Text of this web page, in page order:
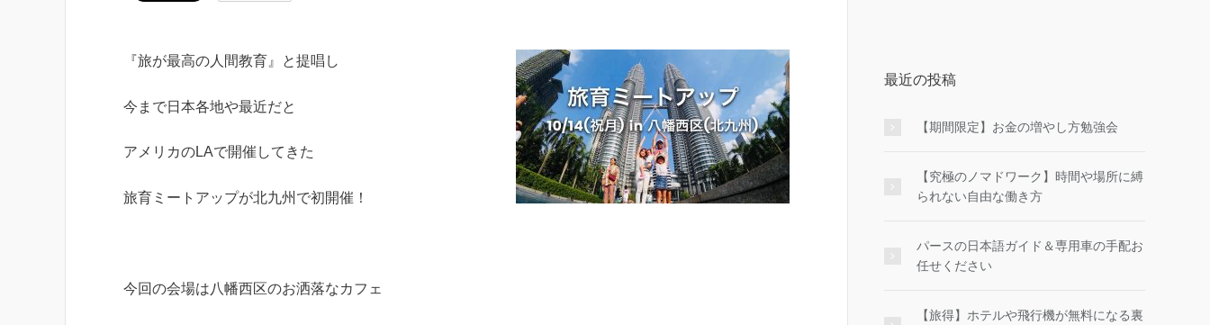
『旅が最高の人間教育』と提唱し
今まで日本各地や最近だと
アメリカのLAで開催してきた
旅育ミートアップが北九州で初開催！
今回の会場は八幡西区のお洒落なカフェ
最近の投稿
【期間限定】お金の増やし方勉強会
【究極のノマドワーク】時間や場所に縛
られない自由な働き方
パースの日本語ガイド＆専用車の手配お
任せください
【旅得】ホテルや飛行機が無料になる裏